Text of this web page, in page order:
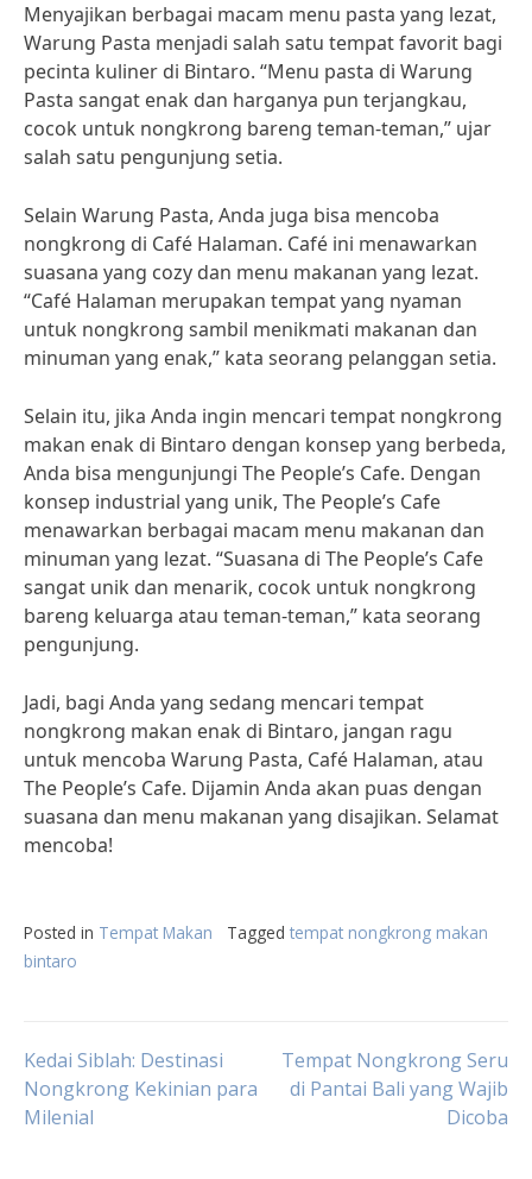
Menyajikan berbagai macam menu pasta yang lezat,
Warung Pasta menjadi salah satu tempat favorit bagi
pecinta kuliner di Bintaro. “Menu pasta di Warung
Pasta sangat enak dan harganya pun terjangkau,
cocok untuk nongkrong bareng teman-teman,” ujar
salah satu pengunjung setia.
Selain Warung Pasta, Anda juga bisa mencoba
nongkrong di Café Halaman. Café ini menawarkan
suasana yang cozy dan menu makanan yang lezat.
“Café Halaman merupakan tempat yang nyaman
untuk nongkrong sambil menikmati makanan dan
minuman yang enak,” kata seorang pelanggan setia.
Selain itu, jika Anda ingin mencari tempat nongkrong
makan enak di Bintaro dengan konsep yang berbeda,
Anda bisa mengunjungi The People’s Cafe. Dengan
konsep industrial yang unik, The People’s Cafe
menawarkan berbagai macam menu makanan dan
minuman yang lezat. “Suasana di The People’s Cafe
sangat unik dan menarik, cocok untuk nongkrong
bareng keluarga atau teman-teman,” kata seorang
pengunjung.
Jadi, bagi Anda yang sedang mencari tempat
nongkrong makan enak di Bintaro, jangan ragu
untuk mencoba Warung Pasta, Café Halaman, atau
The People’s Cafe. Dijamin Anda akan puas dengan
suasana dan menu makanan yang disajikan. Selamat
mencoba!
Posted in Tempat Makan Tagged tempat nongkrong makan
bintaro
Post
navigation
Kedai Siblah: Destinasi
Nongkrong Kekinian para
Milenial
Tempat Nongkrong Seru
di Pantai Bali yang Wajib
Dicoba